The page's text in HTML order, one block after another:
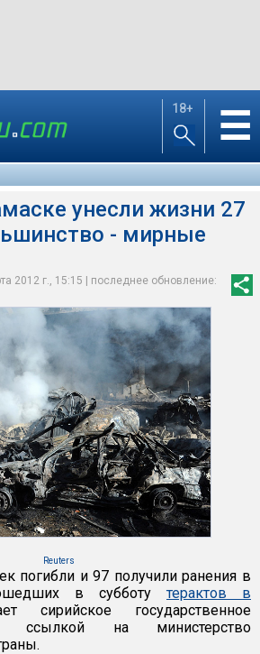
18+ ☰
унесли жизни 27
- мирные
2012 г., 15:15 | последнее обновление:
Reuters
погибли и 97 получили ранения в
в субботу терактов в
сирийское государственное
ссылкой на министерство